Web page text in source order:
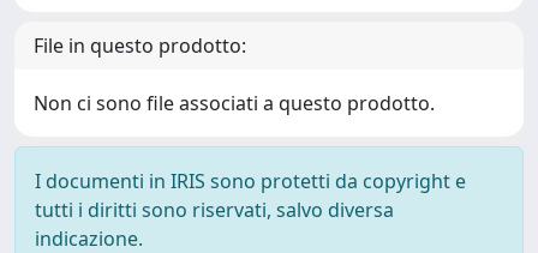
File in questo prodotto:
Non ci sono file associati a questo prodotto.
I documenti in IRIS sono protetti da copyright e
tutti i diritti sono riservati, salvo diversa
indicazione.